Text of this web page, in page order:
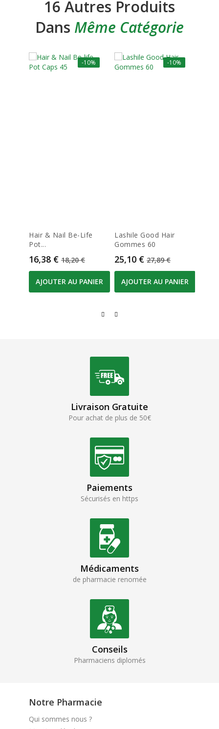
16 Autres Produits
Dans Même Catégorie
-10%
Hair & Nail Be-Life
Pot...
Prix
16,38 € Prix de base
18,20 €
AJOUTER AU PANIER
-10%
Lashile Good Hair
Gommes 60
Prix
25,10 € Prix de base
27,89 €
AJOUTER AU PANIER
Livraison Gratuite
Pour achat de plus de 50€
Paiements
Sécurisés en https
Médicaments
de pharmacie renomée
Conseils
Pharmaciens diplomés
Notre Pharmacie
Qui sommes nous ?